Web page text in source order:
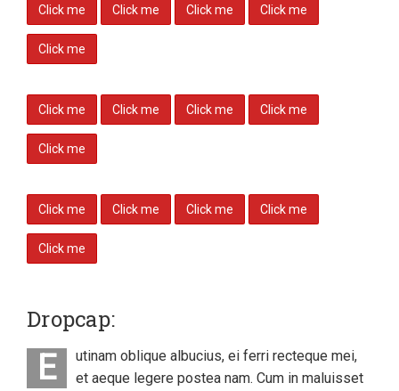
Click me Click me Click me Click me
Click me
Click me Click me Click me Click me
Click me
Click me Click me Click me Click me
Click me
Dropcap:
E
utinam oblique albucius, ei ferri recteque mei,
et aeque legere postea nam. Cum in maluisset